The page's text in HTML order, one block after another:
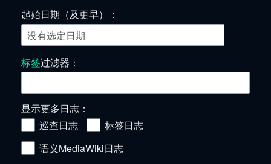
起始日期（及更早）：
没有选定日期
标签过滤器：
显示更多日志：
巡查日志
标签日志
语义MediaWiki日志